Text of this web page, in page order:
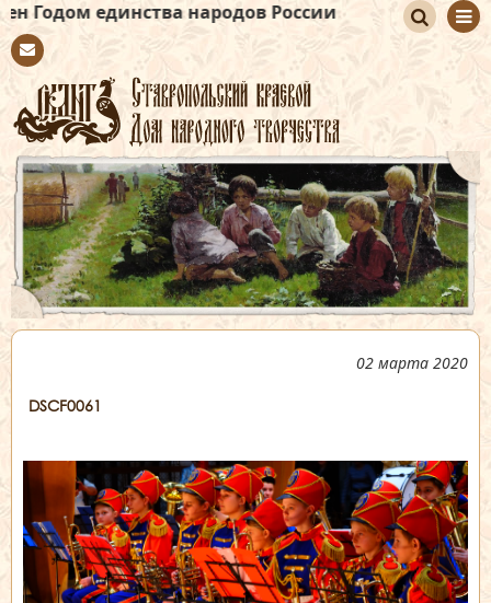
народов России
tact
иск
02 марта 2020
DSCF0061